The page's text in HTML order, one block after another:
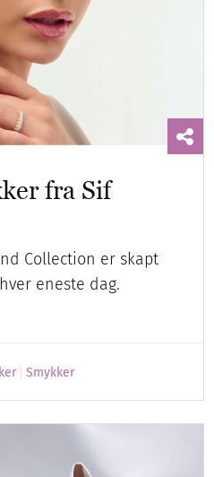
fra Sif
Collection er skapt
eneste dag.
Smykker